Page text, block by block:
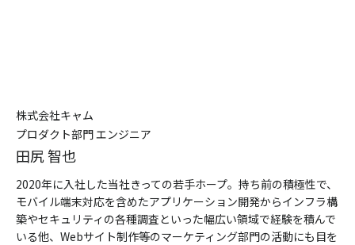
株式会社キャム
プロダクト部⾨ エンジニア
⽥尻 智也
2020年に⼊社した当社きっての若⼿ホープ。持ち前の積極性で、
モバイル端末対応を含めたアプリケーション開発からインフラ構
築やセキュリティの各種調査といった幅広い領域で経験を積んで
いる他、Webサイト制作等のマーケティング部⾨の活動にも⽬を